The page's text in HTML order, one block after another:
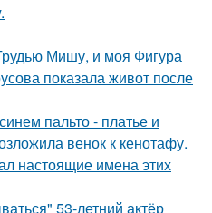
Мишу, и моя Фигура
показала живот после
пальто - платье и
венок к кенотафу.
настоящие имена этих
53-летний актёр